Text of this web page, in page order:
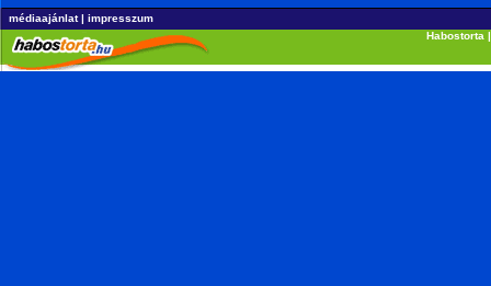
médiaajánlat| impresszum
Habostorta